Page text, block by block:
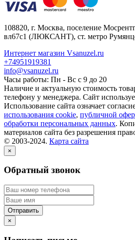
108820, г. Москва, поселение
вл67с1 (ЛЮКСАНТ), ст. метро
Интернет магазин Vsanuzel.ru
+74951919381
info@vsanuzel.ru
Часы работы: Пн - Вс с 9 до 20
Наличие и актуальную стоимость
телефону у менеджера. Сайт
Использование сайта означает
использования cookie, публичной
обработки персональных данных.
материалов сайта без разрешения
© 2003-2024. Карта сайта
×
Обратный звонок
×